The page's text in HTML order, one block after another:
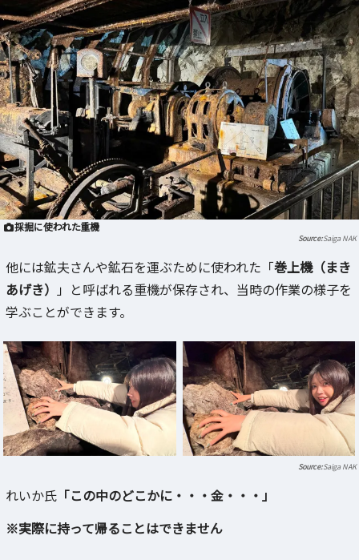
採掘に使われた重機
Saiga NAK
他には鉱夫さんや鉱石を運ぶために使われた「巻上機（まき
あげき） 」と呼ばれる重機が保存され、当時の作業の様子を
学ぶことができます。
Saiga NAK
れいか氏 「この中のどこかに・・・金・・・」
※実際に持って帰ることはできません